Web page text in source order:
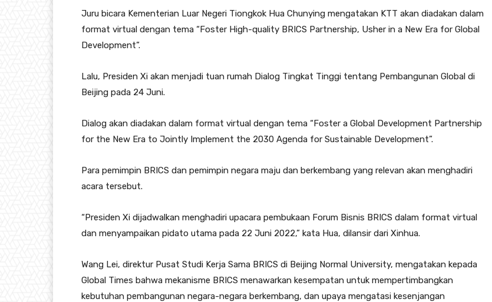
Juru bicara Kementerian Luar Negeri Tiongkok Hua Chunying mengatakan KTT akan diadakan dalam
format virtual dengan tema “Foster High-quality BRICS Partnership, Usher in a New Era for Global
Development”.
Lalu, Presiden Xi akan menjadi tuan rumah Dialog Tingkat Tinggi tentang Pembangunan Global di
Beijing pada 24 Juni.
Dialog akan diadakan dalam format virtual dengan tema “Foster a Global Development Partnership
for the New Era to Jointly Implement the 2030 Agenda for Sustainable Development”.
Para pemimpin BRICS dan pemimpin negara maju dan berkembang yang relevan akan menghadiri
acara tersebut.
“Presiden Xi dijadwalkan menghadiri upacara pembukaan Forum Bisnis BRICS dalam format virtual
dan menyampaikan pidato utama pada 22 Juni 2022,” kata Hua, dilansir dari Xinhua.
Wang Lei, direktur Pusat Studi Kerja Sama BRICS di Beijing Normal University, mengatakan kepada
Global Times bahwa mekanisme BRICS menawarkan kesempatan untuk mempertimbangkan
kebutuhan pembangunan negara-negara berkembang, dan upaya mengatasi kesenjangan